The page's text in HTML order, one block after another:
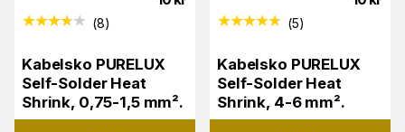
(8)
Kabelsko PURELUX
Self-Solder Heat
Shrink, 0,75-1,5 mm².
(5)
Kabelsko PURELUX
Self-Solder Heat
Shrink, 4-6 mm².